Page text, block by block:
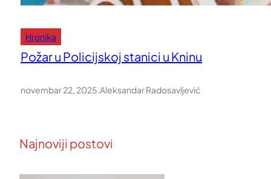
Hronika
Požar u Policijskoj stanici u Kninu
novembar 22, 2025.Aleksandar Radosavljević
Najnoviji postovi